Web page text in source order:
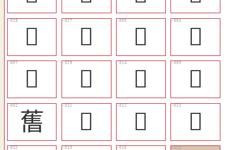
󴺞
󴺝 󴺈
󴺇
󴺊
󴺟 󴺑
󴺌
𦾔
󴺠 󴺏
󴺢